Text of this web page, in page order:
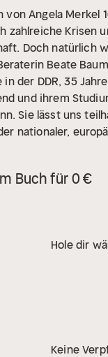
von Angela Merkel
zahlreiche Krisen
Doch natürlich
Beate
der DDR, 35
und ihrem
Sie lässt uns
nationaler,
Buch für 0 €
Hole dir
Keine